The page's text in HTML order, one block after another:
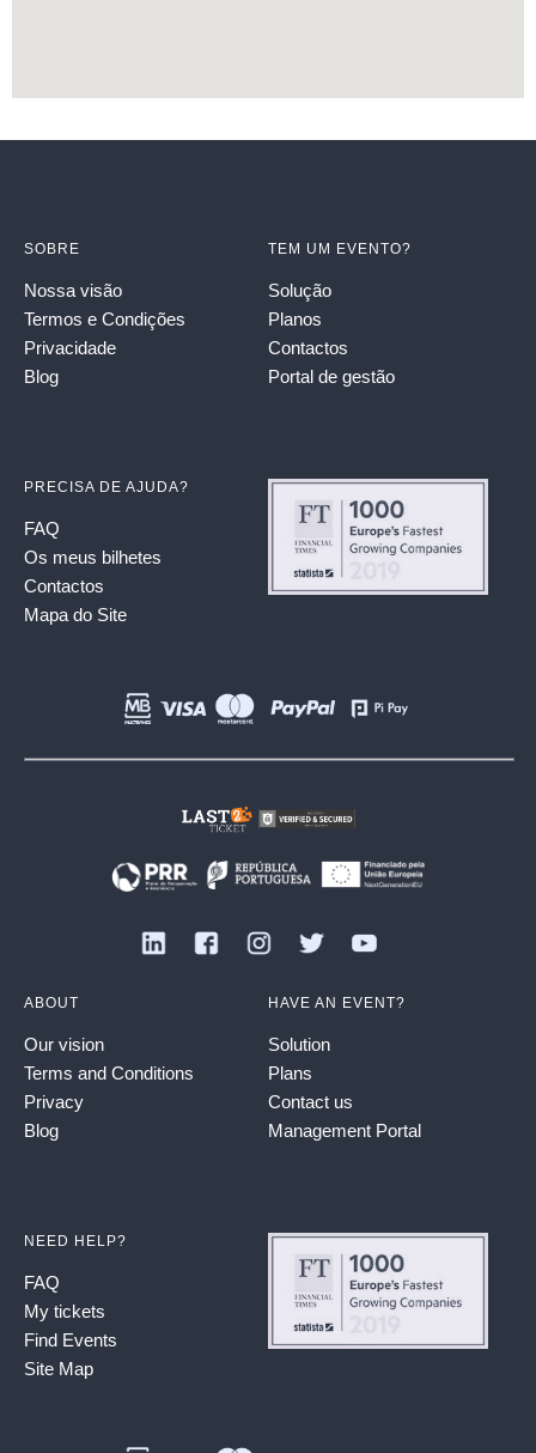
SOBRE
Nossa visão
Termos e Condições
Privacidade
Blog
TEM UM EVENTO?
Solução
Planos
Contactos
Portal de gestão
PRECISA DE AJUDA?
FAQ
Os meus bilhetes
Contactos
Mapa do Site
ABOUT
Our vision
Terms and Conditions
Privacy
Blog
HAVE AN EVENT?
Solution
Plans
Contact us
Management Portal
NEED HELP?
FAQ
My tickets
Find Events
Site Map